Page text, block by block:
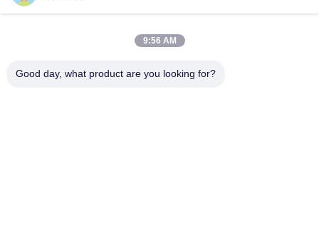
9:56 AM
Good day, what product are you looking for?